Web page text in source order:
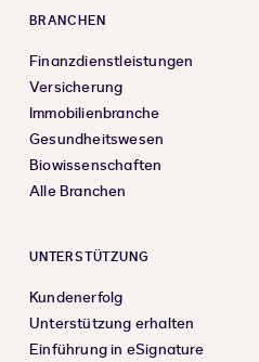
BRANCHEN
Finanzdienstleistungen
Versicherung
Immobilienbranche
Gesundheitswesen
Biowissenschaften
Alle Branchen
UNTERSTÜTZUNG
Kundenerfolg
Unterstützung erhalten
Einführung in eSignature